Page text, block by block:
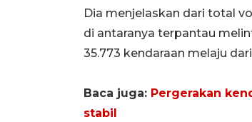
Dia menjelaskan dari total
di antaranya terpantau
35.773 kendaraan melaju
Baca juga: Pergerakan
stabil